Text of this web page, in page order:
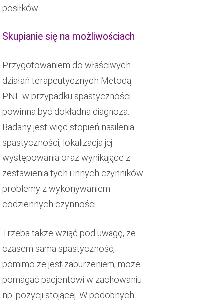
posiłków.
Skupianie się na możliwościach
Przygotowaniem do właściwych
działań terapeutycznych Metodą
PNF w przypadku spastyczności
powinna być dokładna diagnoza.
Badany jest więc stopień nasilenia
spastyczności, lokalizacja jej
występowania oraz wynikające z
zestawienia tych i innych czynników
problemy z wykonywaniem
codziennych czynności.
Trzeba także wziąć pod uwagę, że
czasem sama spastyczność,
pomimo że jest zaburzeniem, może
pomagać pacjentowi w zachowaniu
np. pozycji stojącej. W podobnych